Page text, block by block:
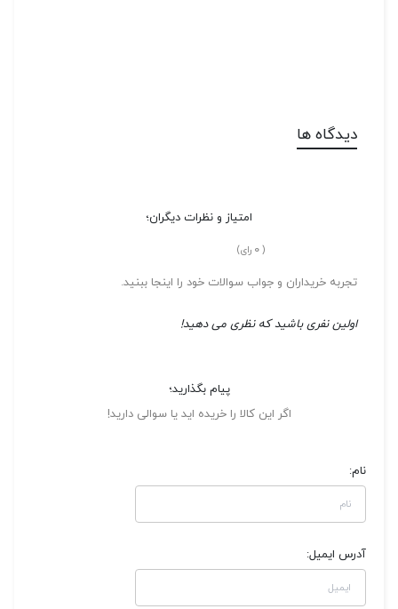
دیدگاه ها
امتیاز و نظرات دیگران؛
(
0 رای)
تجربه خریداران و جواب سوالات خود را اینجا ببنید.
اولین نفری باشید که نظری می دهید!
پیام بگذارید؛
اگر این کالا را خریده اید یا سوالی دارید!
نام:
آدرس ایمیل: